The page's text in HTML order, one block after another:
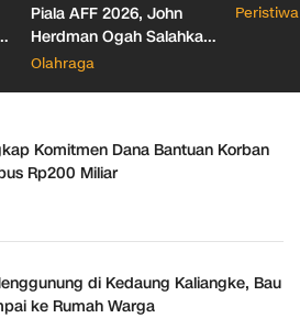
Piala AFF 2026, John
Herdman Ogah Salahkan
Wasit
Olahraga
Peristiwa
Komitmen Dana Bantuan Korban
Rp200 Miliar
di Kedaung Kaliangke, Bau
ke Rumah Warga